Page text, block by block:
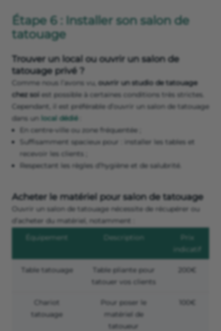
Étape 6 : Installer son salon de
tatouage
Trouver un local ou ouvrir un salon de
tatouage privé ?
Comme nous l’avons vu, ouvrir un studio de tatouage
chez soi est possible à certaines conditions très strictes.
Cependant, il est préférable d’ouvrir un salon de tatouage
dans un local dédié:
En centre-ville ou zone fréquentée ;
Suffisamment spacieux pour : installer les tables et
recevoir les clients ;
Respectant les règles d’hygiène et de salubrité.
Acheter le matériel pour salon de tatouage
Ouvrir un salon de tatouage nécessite de récupérer ou
d’acheter du matériel, notamment :
Équipement
Description
Prix
indicatif
Table tatouage
Table pliante pour
tatouer vos clients
200€
Chariot
tatouage
Pour poser le
matériel de
tatoueur
100€